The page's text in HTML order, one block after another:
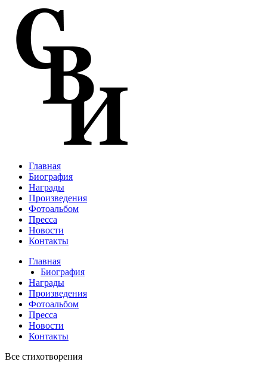
Перейти к основному содержанию
Главная
Биография
Награды
Произведения
Фотоальбом
Пресса
Новости
Контакты
Главная
Биография
Награды
Произведения
Фотоальбом
Пресса
Новости
Контакты
Все стихотворения